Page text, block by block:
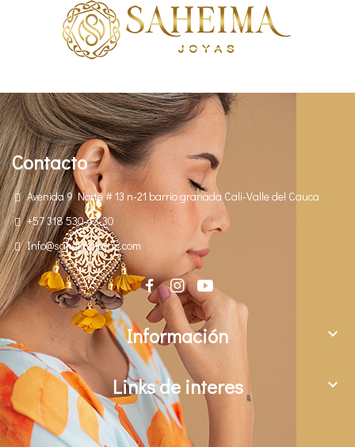
Contacto
Avenida 9 Norte # 13 n-21 barrio granada Cali-Valle del Cauca
+57 318 530 42-30
Info@saheimajoyas.com
Información 
Links de interes 